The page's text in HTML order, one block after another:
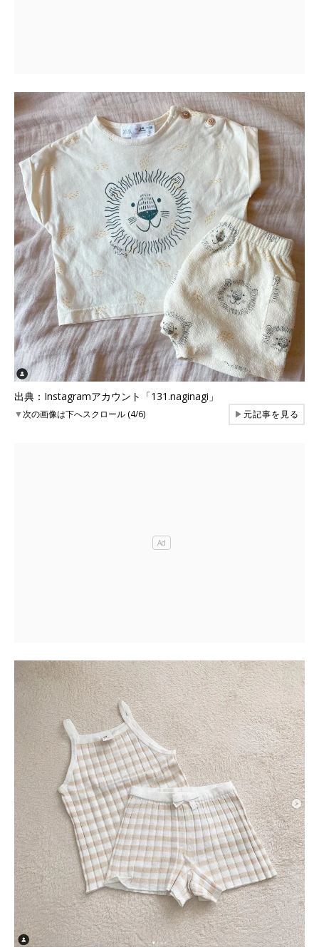
出典：Instagramアカウント「131.naginagi」
▼次の画像は下へスクロール (4/6) ▶元記事を見る